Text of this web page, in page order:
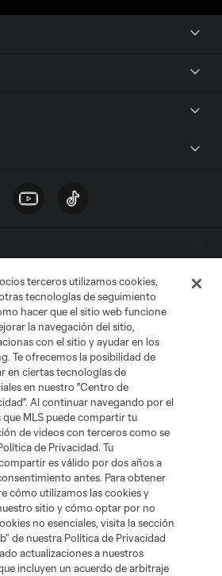
de privacidad
No vender mi información
de la Major League Soccer y MLS son
Soccer, L.L.C. (“MLS”). Los nombres y logos
registrados y son marcas bajo ley común
el permiso de sus propietarios. Uso
terceros utilizamos cookies,
tecnologías de seguimiento
hacer que el sitio web funcione
la navegación del sitio,
con el sitio y ayudar en los
Te ofrecemos la posibilidad de
en ciertas tecnologías de
en nuestro "Centro de
Al continuar navegando por el
MLS puede compartir tu
de videos con terceros como se
de Privacidad. Tu
es válido por dos años a
antes. Para obtener
cómo utilizamos las cookies y
sitio y cómo optar por no
no esenciales, visita la sección
de nuestra Política de Privacidad
actualizaciones a nuestros
incluyen un acuerdo de arbitraje